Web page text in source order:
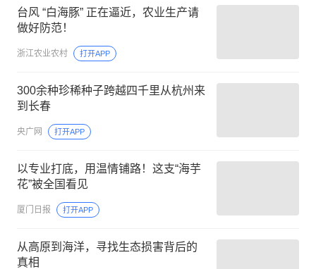
台风 “白海豚” 正在逼近，农业生产请
做好防范！
浙江农业农村 打开APP
300余种珍稀种子跨越四千里从杭州来
到长春
央广网 打开APP
以专业打底，用温情铺路！这支“海芋
花”被全国看见
厦门日报 打开APP
从高原到海洋，寻找生态损害背后的
真相